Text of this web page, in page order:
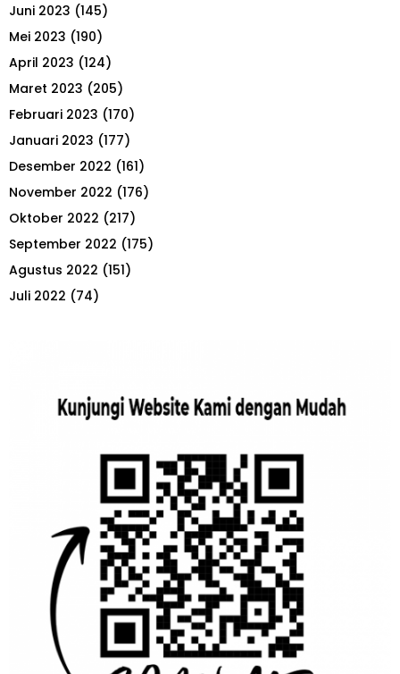
Juni 2023 (145)
Mei 2023 (190)
April 2023 (124)
Maret 2023 (205)
Februari 2023 (170)
Januari 2023 (177)
Desember 2022 (161)
November 2022 (176)
Oktober 2022 (217)
September 2022 (175)
Agustus 2022 (151)
Juli 2022 (74)